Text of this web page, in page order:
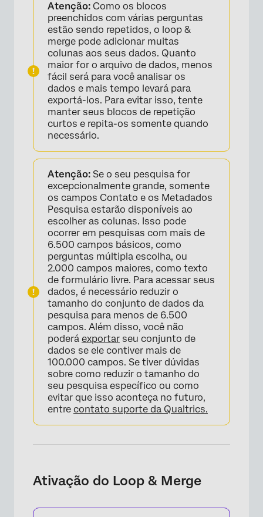
×
Atenção: Como os blocos
preenchidos com várias perguntas
estão sendo repetidos, o loop &
merge pode adicionar muitas
colunas aos seus dados. Quanto
maior for o arquivo de dados, menos
fácil será para você analisar os
dados e mais tempo levará para
exportá-los. Para evitar isso, tente
manter seus blocos de repetição
curtos e repita-os somente quando
necessário.
Atenção: Se o seu pesquisa for
excepcionalmente grande, somente
os campos Contato e os Metadados
Pesquisa estarão disponíveis ao
escolher as colunas. Isso pode
ocorrer em pesquisas com mais de
6.500 campos básicos, como
perguntas múltipla escolha, ou
2.000 campos maiores, como texto
de formulário livre. Para acessar seus
dados, é necessário reduzir o
tamanho do conjunto de dados da
pesquisa para menos de 6.500
campos. Além disso, você não
poderá exportar seu conjunto de
dados se ele contiver mais de
100.000 campos. Se tiver dúvidas
sobre como reduzir o tamanho do
seu pesquisa específico ou como
evitar que isso aconteça no futuro,
entre contato suporte da Qualtrics.
Ativação do Loop & Merge